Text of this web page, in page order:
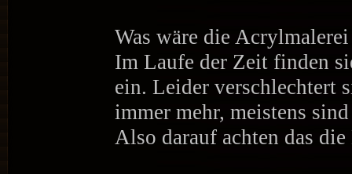
Was wäre die
Im Laufe der Zeit finden
ein. Leider verschlechtert
immer mehr, meistens
Also darauf achten das